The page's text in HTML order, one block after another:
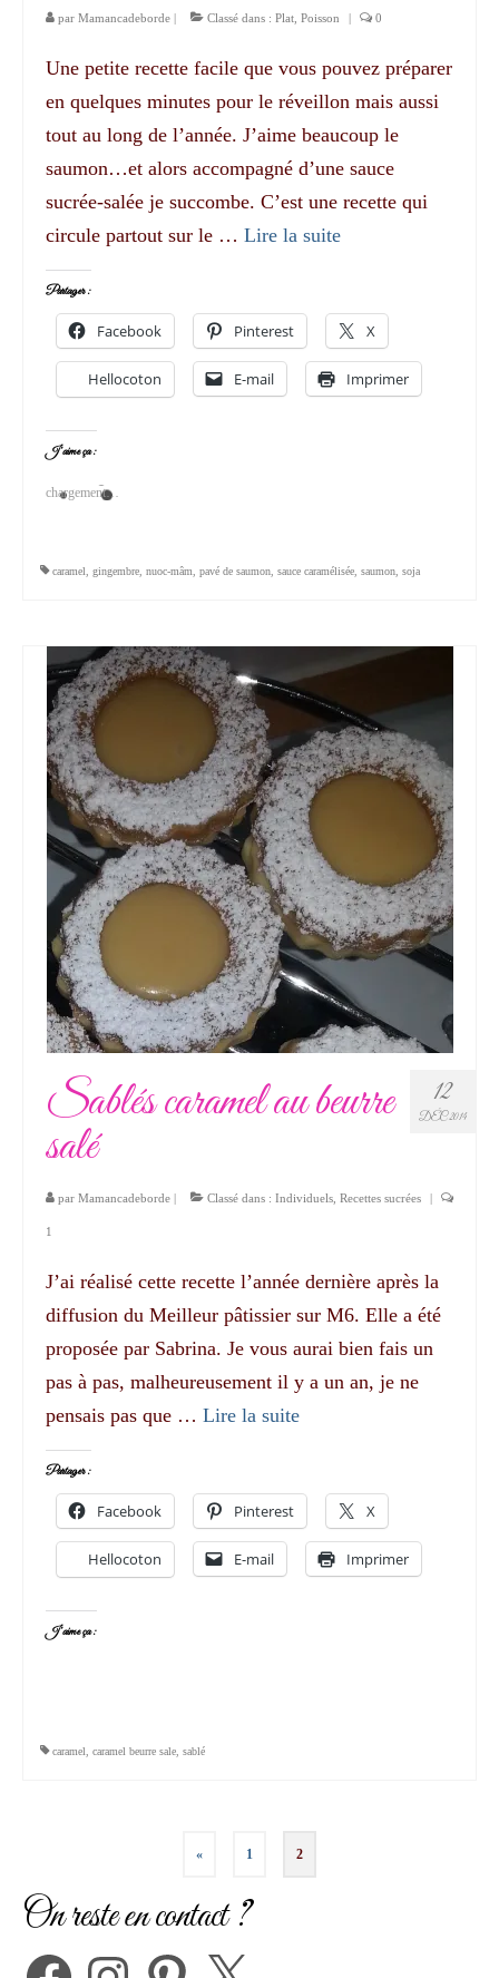
par Mamancadeborde | Classé dans : Plat Poisson | 0
Une petite recette facile que vous pouvez préparer
en quelques minutes pour le réveillon mais aussi
tout au long de l’année. J’aime beaucoup le
saumon…et alors accompagné d’une sauce
sucrée-salée je succombe. C’est une recette qui
circule partout sur le … Lire la suite­­
Partager :
Facebook Pinterest X
Hellocoton E-mail Imprimer
J’aime ça :
chargement…
caramel gingembre nuoc-mâm pavé de saumon sauce caramélisée saumon soja
12
DÉC 2014
Sablés caramel au beurre
salé
par Mamancadeborde | Classé dans : Individuels Recettes sucrées |
1
J’ai réalisé cette recette l’année dernière après la
diffusion du Meilleur pâtissier sur M6. Elle a été
proposée par Sabrina. Je vous aurai bien fais un
pas à pas, malheureusement il y a un an, je ne
pensais pas que … Lire la suite­­
Partager :
Facebook Pinterest X
Hellocoton E-mail Imprimer
J’aime ça :
caramel caramel beurre sale sablé
des
publications
« 1 2
On reste en contact ?
FacebookInstagramPinterest X